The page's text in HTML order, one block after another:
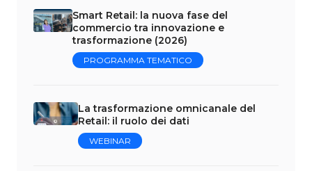
Smart Retail: la nuova fase del
commercio tra innovazione e
trasformazione (2026)
PROGRAMMA TEMATICO
La trasformazione omnicanale del
Retail: il ruolo dei dati
WEBINAR